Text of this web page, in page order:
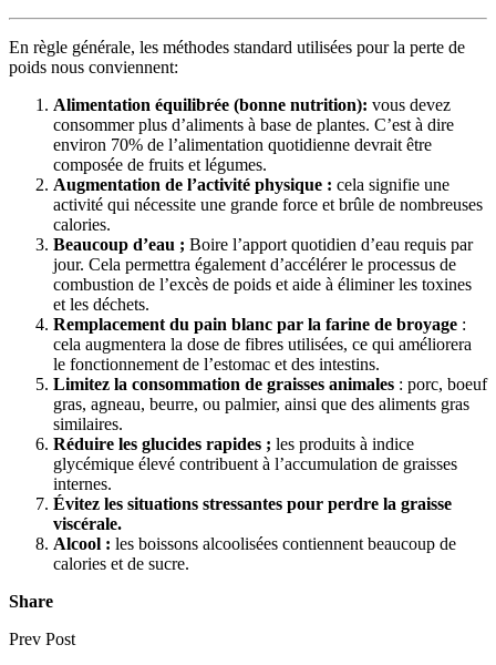
En règle générale, les méthodes standard utilisées pour la perte de
poids nous conviennent:
Alimentation équilibrée (bonne nutrition): vous devez
consommer plus d’aliments à base de plantes. C’est à dire
environ 70% de l’alimentation quotidienne devrait être
composée de fruits et légumes.
Augmentation de l’activité physique : cela signifie une
activité qui nécessite une grande force et brûle de nombreuses
calories.
Beaucoup d’eau ; Boire l’apport quotidien d’eau requis par
jour. Cela permettra également d’accélérer le processus de
combustion de l’excès de poids et aide à éliminer les toxines
et les déchets.
Remplacement du pain blanc par la farine de broyage :
cela augmentera la dose de fibres utilisées, ce qui améliorera
le fonctionnement de l’estomac et des intestins.
Limitez la consommation de graisses animales : porc, boeuf
gras, agneau, beurre, ou palmier, ainsi que des aliments gras
similaires.
Réduire les glucides rapides ; les produits à indice
glycémique élevé contribuent à l’accumulation de graisses
internes.
Évitez les situations stressantes pour perdre la graisse
viscérale.
Alcool : les boissons alcoolisées contiennent beaucoup de
calories et de sucre.
Share
Prev Post